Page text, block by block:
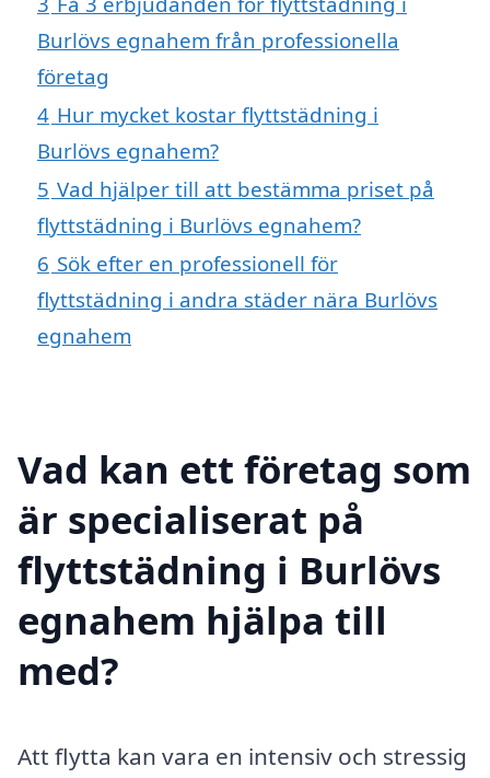
Burlövs egnahem från professionella
företag
4 Hur mycket kostar flyttstädning i
Burlövs egnahem?
5 Vad hjälper till att bestämma priset på
flyttstädning i Burlövs egnahem?
6 Sök efter en professionell för
flyttstädning i andra städer nära Burlövs
egnahem
Vad kan ett företag som
är specialiserat på
flyttstädning i Burlövs
egnahem hjälpa till
med?
Att flytta kan vara en intensiv och stressig